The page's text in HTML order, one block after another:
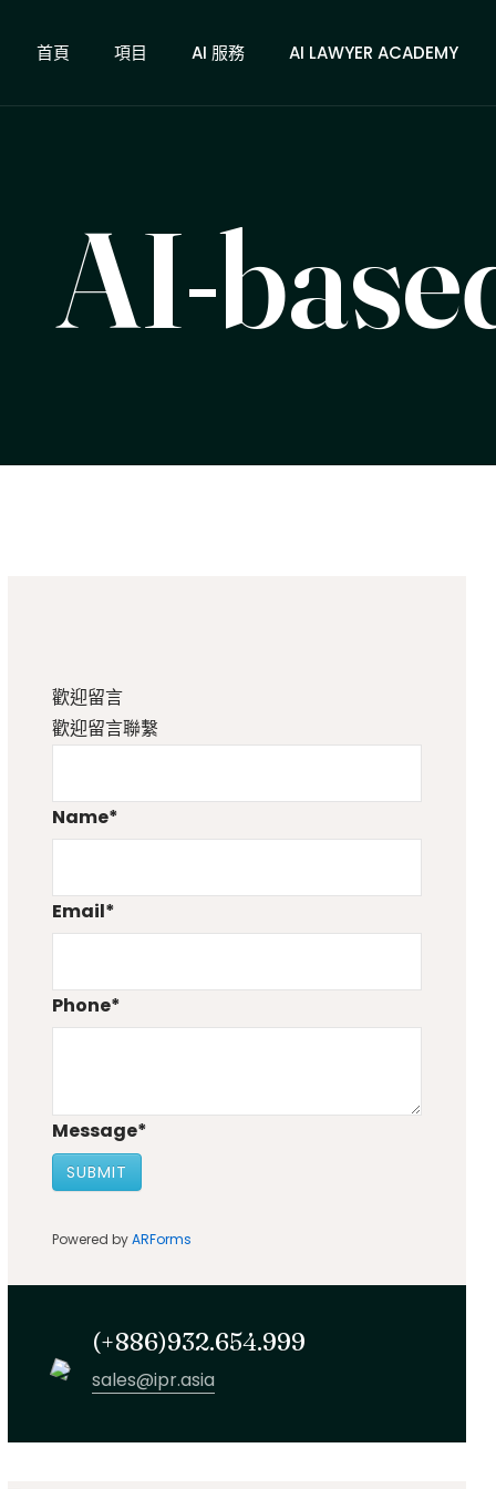
首頁 項目 AI 服務 AI LAWYER ACADEMY
AI-
歡迎留言
歡迎留言聯繫
Name*
Email*
Phone*
Message*
SUBMIT
Powered byARForms
(+886)932.654.999
sales@ipr.asia